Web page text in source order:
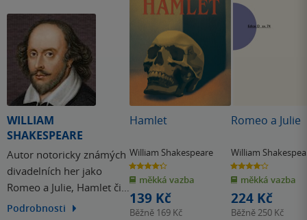
WILLIAM
SHAKESPEARE
Autor notoricky známých
divadelních her jako
Romeo a Julie, Hamlet či
Sen noci svatojánské -
Podrobnosti
Hamlet
William Shakespeare
4.3
z
5
hvězdiček
měkká vazba
139 Kč
Běžně 169 Kč
Romeo a Julie
William
4.1
z
5
hvězdiček
měkká vazba
224 Kč
Běžně250 Kč